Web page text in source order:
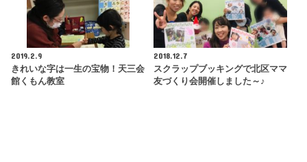
2019.2.9
きれいな字は一生の宝物！天三会
館くもん教室
2018.12.7
スクラップブッキングで北区ママ
友づくり会開催しました～♪